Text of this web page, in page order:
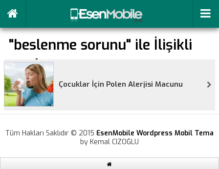
"beslenme sorunu" ile İlişikli
yazılar
Çocuklar İçin Polen Alerjisi Macunu
Tüm Hakları Saklıdır © 2015 EsenMobile Wordpress Mobil Tema
by Kemal CIZOĞLU